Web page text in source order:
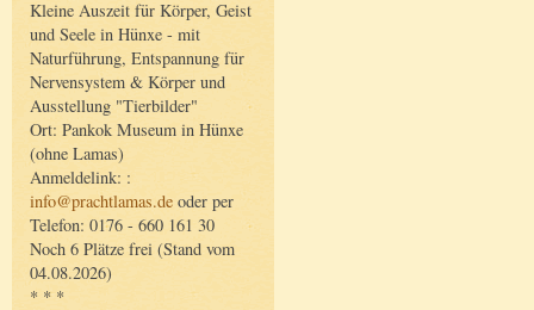
Kleine Auszeit für Körper, Geist
und Seele in Hünxe - mit
Naturführung, Entspannung für
Nervensystem & Körper und
Ausstellung "Tierbilder"
Ort: Pankok Museum in Hünxe
(ohne Lamas)
Anmeldelink: :
info@prachtlamas.de oder per
Telefon: 0176 - 660 161 30
Noch 6 Plätze frei (Stand vom
04.08.2026)
* * *